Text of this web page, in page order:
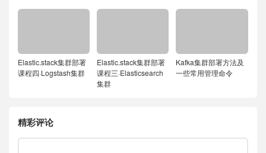
Elastic.stack集群部署
课程四·Logstash集群
Elastic.stack集群部署
课程三·Elasticsearch
集群
Kafka集群部署方法及
一些常用管理命令
精彩评论